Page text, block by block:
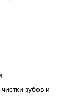
зубов и